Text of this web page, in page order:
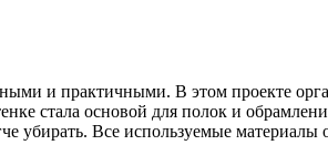
и практичными. В этом проекте
основой для полок и
убирать. Все используемые